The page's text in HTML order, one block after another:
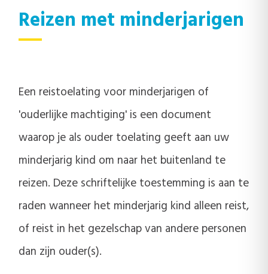
Reizen met minderjarigen
Een reistoelating voor minderjarigen of
'ouderlijke machtiging' is een document
waarop je als ouder toelating geeft aan uw
minderjarig kind om naar het buitenland te
reizen. Deze schriftelijke toestemming is aan te
raden wanneer het minderjarig kind alleen reist,
of reist in het gezelschap van andere personen
dan zijn ouder(s).